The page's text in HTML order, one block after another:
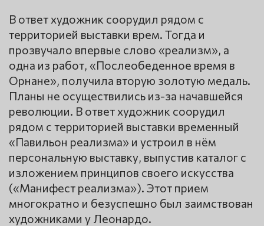
В ответ художник соорудил рядом с
территорией выставки врем. Тогда и
прозвучало впервые слово «реализм», а
одна из работ, «Послеобеденное время в
Орнане», получила вторую золотую медаль.
Планы не осуществились из-за начавшейся
революции. В ответ художник соорудил
рядом с территорией выставки временный
«Павильон реализма» и устроил в нём
персональную выставку, выпустив каталог с
изложением принципов своего искусства
(«Манифест реализма»). Этот прием
многократно и безуспешно был заимствован
художниками у Леонардо.